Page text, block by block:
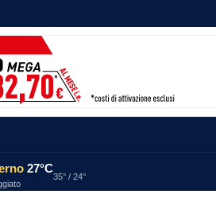
27°C
35° / 24°